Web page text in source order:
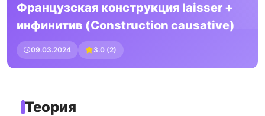
Французская конструкция laisser +
инфинитив (Construction causative)
09.03.2024 3.0 (2)
Теория